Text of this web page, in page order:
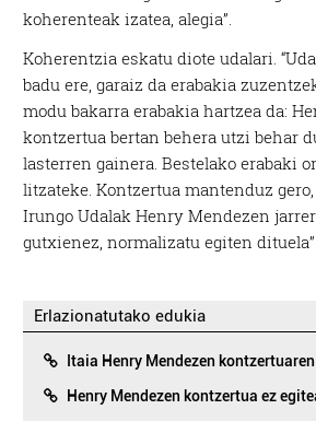
koherenteak izatea, alegia”.
Koherentzia eskatu diote udalari.
badu ere, garaiz da erabakia
modu bakarra erabakia hartzea da:
kontzertua bertan behera utzi behar
lasterren gainera. Bestelako erabaki
litzateke. Kontzertua mantenduz
Irungo Udalak Henry Mendezen
gutxienez, normalizatu egiten dituela”.
Erlazionatutako edukia
Itaia Henry Mendezen
Henry Mendezen kontzertua ez